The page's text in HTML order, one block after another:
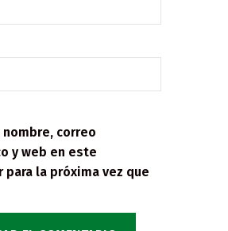
nombre, correo
y web en este
para la próxima vez que